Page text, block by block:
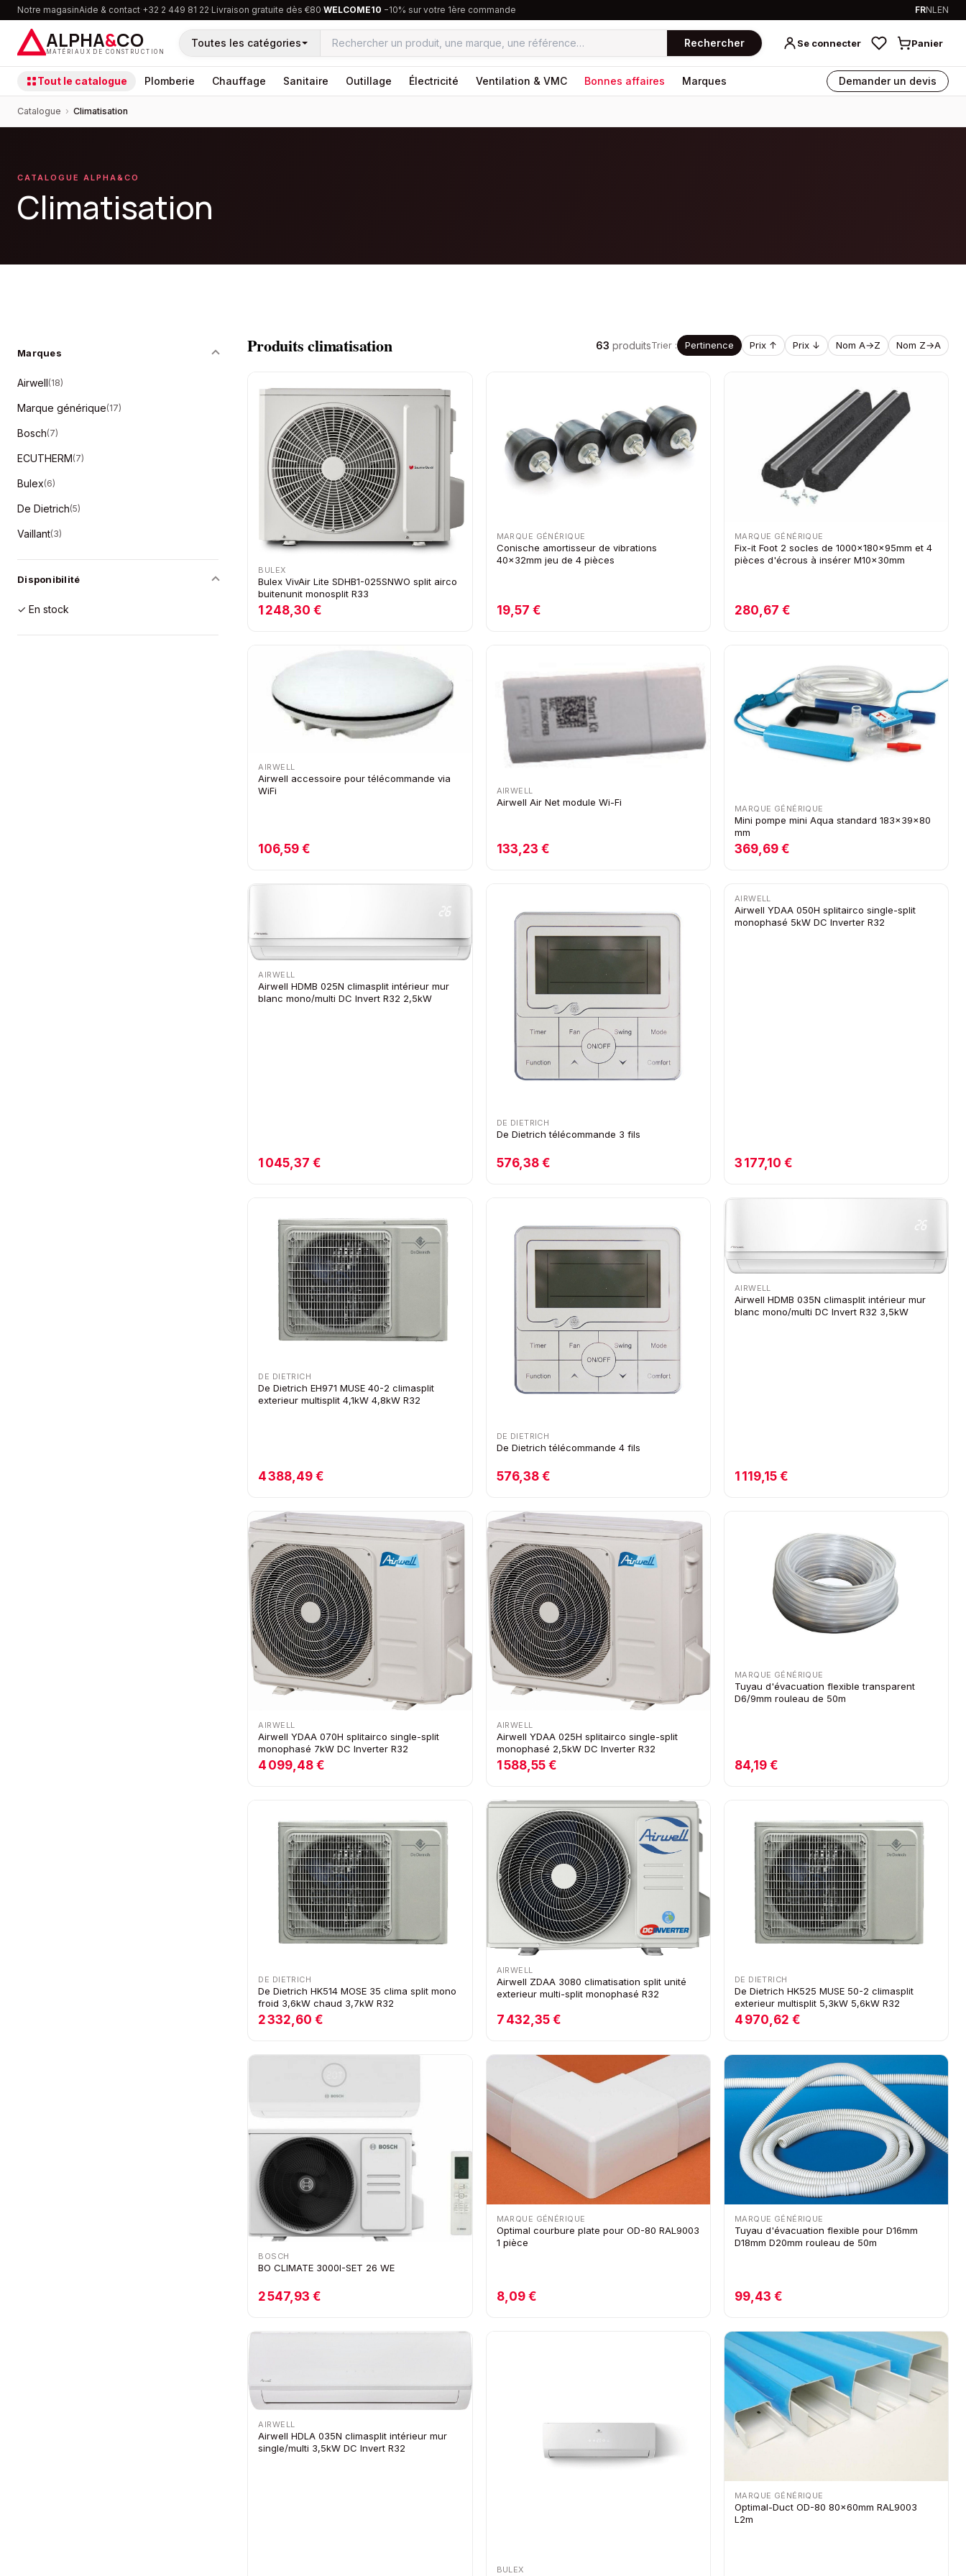
Notre magasinAide & contact·+32 2 449 81 22·Livraison gratuite dès €80·WELCOME10 −10% sur votre 1ère commande FRNLEN
ALPHA&CO
MATÉRIAUX DE CONSTRUCTION
Toutes les catégories Rechercher Se connecter Panier
Tout le catalogue Plomberie Chauffage Sanitaire Outillage Électricité Ventilation & VMC Bonnes affaires Marques Demander un devis
Catalogue › Climatisation
CATALOGUE ALPHA&CO
Climatisation
Marques
Airwell(18)
Marque générique(17)
Bosch(7)
ECUTHERM(7)
Bulex(6)
De Dietrich(5)
Vaillant(3)
Disponibilité
✓ En stock
Produitsclimatisation 63 produitsTrier : Pertinence Prix ↑ Prix ↓ Nom A→Z Nom Z→A
BULEX
Bulex VivAir Lite SDHB1-025SNWO split airco
buitenunit monosplit R33
1 248,30 €
MARQUE GÉNÉRIQUE
Conische amortisseur de vibrations
40x32mm jeu de 4 pièces
19,57 €
MARQUE GÉNÉRIQUE
Fix-it Foot 2 socles de 1000x180x95mm et 4
pièces d'écrous à insérer M10x30mm
280,67 €
AIRWELL
Airwell accessoire pour télécommande via
WiFi
106,59 €
AIRWELL
Airwell Air Net module Wi-Fi
133,23 €
MARQUE GÉNÉRIQUE
Mini pompe mini Aqua standard 183x39x80
mm
369,69 €
AIRWELL
Airwell HDMB 025N climasplit intérieur mur
blanc mono/multi DC Invert R32 2,5kW
1 045,37 €
DE DIETRICH
De Dietrich télécommande 3 fils
576,38 €
AIRWELL
Airwell YDAA 050H splitairco single-split
monophasé 5kW DC Inverter R32
3 177,10 €
DE DIETRICH
De Dietrich EH971 MUSE 40-2 climasplit
exterieur multisplit 4,1kW 4,8kW R32
4 388,49 €
DE DIETRICH
De Dietrich télécommande 4 fils
576,38 €
AIRWELL
Airwell HDMB 035N climasplit intérieur mur
blanc mono/multi DC Invert R32 3,5kW
1 119,15 €
AIRWELL
Airwell YDAA 070H splitairco single-split
monophasé 7kW DC Inverter R32
4 099,48 €
AIRWELL
Airwell YDAA 025H splitairco single-split
monophasé 2,5kW DC Inverter R32
1 588,55 €
MARQUE GÉNÉRIQUE
Tuyau d'évacuation flexible transparent
D6/9mm rouleau de 50m
84,19 €
DE DIETRICH
De Dietrich HK514 MOSE 35 clima split mono
froid 3,6kW chaud 3,7kW R32
2 332,60 €
AIRWELL
Airwell ZDAA 3080 climatisation split unité
exterieur multi-split monophasé R32
7 432,35 €
DE DIETRICH
De Dietrich HK525 MUSE 50-2 climasplit
exterieur multisplit 5,3kW 5,6kW R32
4 970,62 €
BOSCH
BO CLIMATE 3000I-SET 26 WE
2 547,93 €
MARQUE GÉNÉRIQUE
Optimal courbure plate pour OD-80 RAL9003
1 pièce
8,09 €
MARQUE GÉNÉRIQUE
Tuyau d'évacuation flexible pour D16mm
D18mm D20mm rouleau de 50m
99,43 €
AIRWELL
Airwell HDLA 035N climasplit intérieur mur
single/multi 3,5kW DC Invert R32
BULEX
MARQUE GÉNÉRIQUE
Optimal-Duct OD-80 80x60mm RAL9003
L2m